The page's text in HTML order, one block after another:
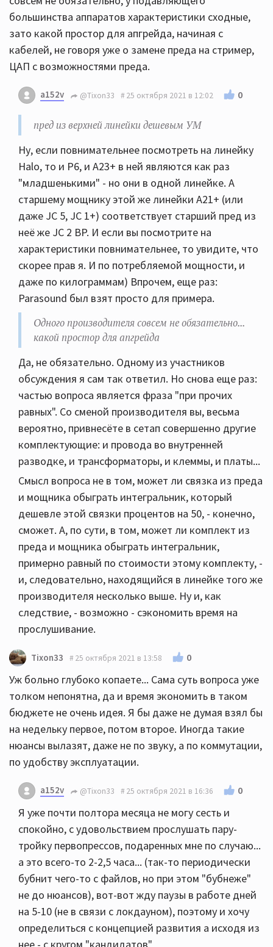
большинства аппаратов характеристики сходные,
зато какой простор для апгрейда, начиная с
кабелей, не говоря уже о замене преда на стример,
ЦАП с возможностями преда.
a152v @Tixon33 25 октября 2021 в 12:02 0
пред из верхней линейки дешевым УМ
Ну, если повнимательнее посмотреть на линейку
Halo, то и Р6, и А23+ в ней являются как раз
"младшенькими" - но они в одной линейке. А
старшему мощнику этой же линейки А21+ (или
даже JC 5, JC 1+) соответствует старший пред из
неё же JC 2 BP. И если вы посмотрите на
характеристики повнимательнее, то увидите, что
скорее прав я. И по потребляемой мощности, и
даже по килограммам) Впрочем, еще раз:
Parasound был взят просто для примера.
Одного производителя совсем не обязательно...
какой простор для апгрейда
Да, не обязательно. Одному из участников
обсуждения я сам так ответил. Но снова еще раз:
частью вопроса является фраза "при прочих
равных". Со сменой производителя вы, весьма
вероятно, привнесёте в сетап совершенно другие
комплектующие: и провода во внутренней
разводке, и трансформаторы, и клеммы, и платы...
Смысл вопроса не в том, может ли связка из преда
и мощника обыграть интегральник, который
дешевле этой связки процентов на 50, - конечно,
сможет. А, по сути, в том, может ли комплект из
преда и мощника обыграть интегральник,
примерно равный по стоимости этому комплекту, -
и, следовательно, находящийся в линейке того же
производителя несколько выше. Ну и, как
следствие, - возможно - сэкономить время на
прослушивание.
Tixon33 25 октября 2021 в 13:58 0
Уж больно глубоко копаете... Сама суть вопроса уже
толком непонятна, да и время экономить в таком
бюджете не очень идея. Я бы даже не думая взял бы
на недельку первое, потом второе. Иногда такие
нюансы вылазят, даже не по звуку, а по коммутации,
по удобству эксплуатации.
a152v @Tixon33 25 октября 2021 в 16:36 0
Я уже почти полтора месяца не могу сесть и
спокойно, с удовольствием прослушать пару-
тройку первопрессов, подаренных мне по случаю...
а это всего-то 2-2,5 часа... (так-то периодически
бубнит чего-то с файлов, но при этом "бубнеже"
не до нюансов), вот-вот жду паузы в работе дней
на 5-10 (не в связи с локдауном), поэтому и хочу
определиться с концепцией развития а исходя из